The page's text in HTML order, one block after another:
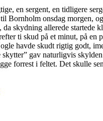
en sergent, en tidligere
Bornholm onsdag morgen,
da skydning allerede startede
ti skud på et minut, på
havde skudt rigtig godt,
gav naturligvis
forrest i feltet. Det skulle